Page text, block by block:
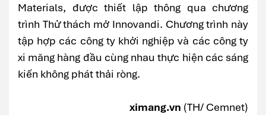
Materials, được thiết lập thông qua chương
trình Thử thách mở Innovandi. Chương trình này
tập hợp các công ty khởi nghiệp và các công ty
xi măng hàng đầu cùng nhau thực hiện các sáng
kiến không phát thải ròng.
ximang.vn (TH/ Cemnet)